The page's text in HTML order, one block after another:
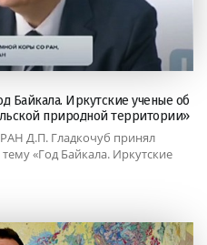
Байкала. Иркутские ученые об
природной территории»
Д.П. Гладкочуб принял
«Год Байкала. Иркутские